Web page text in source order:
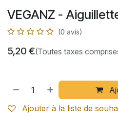
VEGANZ -
(0 avis)
5,20 €(Toutes taxes
Ajouter à la liste de